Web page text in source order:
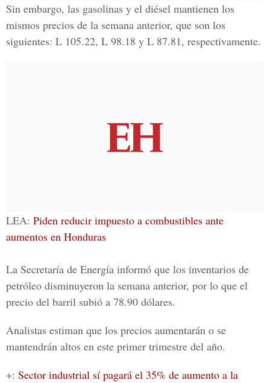
Sin embargo, las gasolinas y el diésel mantienen los
mismos precios de la semana anterior, que son los
siguientes: L 105.22, L 98.18 y L 87.81, respectivamente.
LEA: Piden reducir impuesto a combustibles ante
aumentos en Honduras
La Secretaría de Energía informó que los inventarios de
petróleo disminuyeron la semana anterior, por lo que el
precio del barril subió a 78.90 dólares.
Analistas estiman que los precios aumentarán o se
mantendrán altos en este primer trimestre del año.
+: Sector industrial sí pagará el 35% de aumento a la